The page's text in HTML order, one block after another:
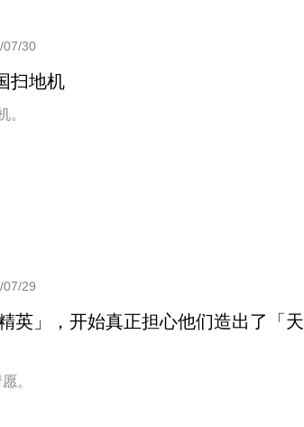
07/30
扫地机
。
07/29
英」，开始真正担心他们造出了「天
。